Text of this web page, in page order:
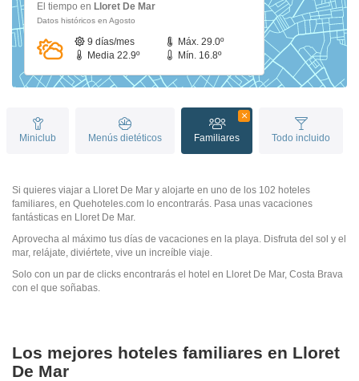
El tiempo en Lloret De Mar
Datos históricos en Agosto
9 días/mes
Máx. 29.0º
Media 22.9º
Mín. 16.8º
Miniclub Menús dietéticos Familiares Todo incluido
Si quieres viajar a Lloret De Mar y alojarte en uno de los 102 hoteles
familiares, en Quehoteles.com lo encontrarás. Pasa unas vacaciones
fantásticas en Lloret De Mar.
Aprovecha al máximo tus días de vacaciones en la playa. Disfruta del sol y el
mar, relájate, diviértete, vive un increíble viaje.
Solo con un par de clicks encontrarás el hotel en Lloret De Mar, Costa Brava
con el que soñabas.
Los mejores hoteles familiares en Lloret
De Mar